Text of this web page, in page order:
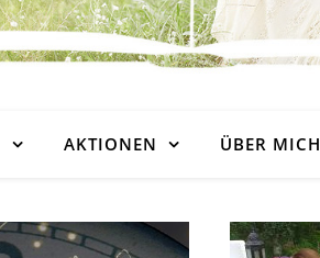
AKTIONEN ÜBER MICH